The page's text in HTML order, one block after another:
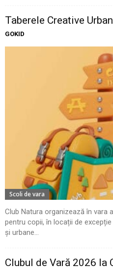
Taberele Creative
GOKID
Scoli de vara
Club Natura organizează în vara
pentru copii, în locații de
și urbane...
Clubul de Vară 2026 la